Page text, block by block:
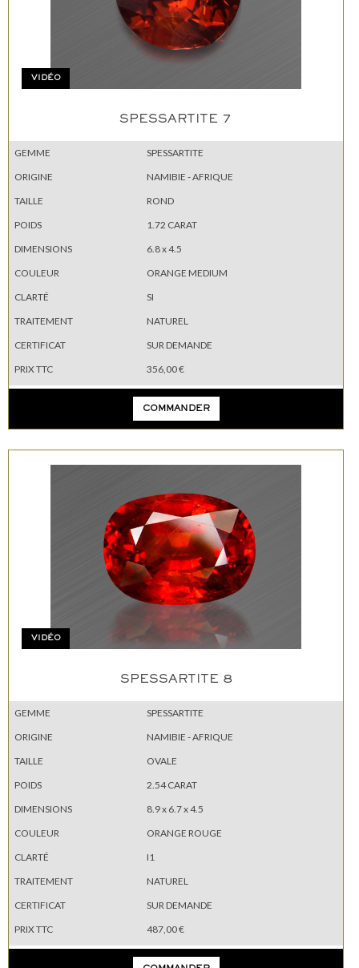
VIDÉO
SPESSARTITE 7
GEMME
SPESSARTITE
ORIGINE
NAMIBIE - AFRIQUE
TAILLE
ROND
POIDS
1.72 CARAT
DIMENSIONS
6.8 x 4.5
COULEUR
ORANGE MEDIUM
CLARTÉ
SI
TRAITEMENT
NATUREL
CERTIFICAT
SUR DEMANDE
PRIX TTC
356,00 €
COMMANDER
VIDÉO
SPESSARTITE 8
GEMME
SPESSARTITE
ORIGINE
NAMIBIE - AFRIQUE
TAILLE
OVALE
POIDS
2.54 CARAT
DIMENSIONS
8.9 x 6.7 x 4.5
COULEUR
ORANGE ROUGE
CLARTÉ
I1
TRAITEMENT
NATUREL
CERTIFICAT
SUR DEMANDE
PRIX TTC
487,00 €